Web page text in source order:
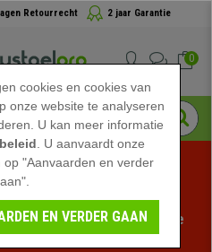
Retourrecht 2 jaar Garantie
0
bij bureaustoelpro!
een beperkte tijd - Bekijk de
cookies en cookies van
onze website te analyseren
U kan meer informatie
. U aanvaardt onze
"Aanvaarden en verder
EN VERDER GAAN